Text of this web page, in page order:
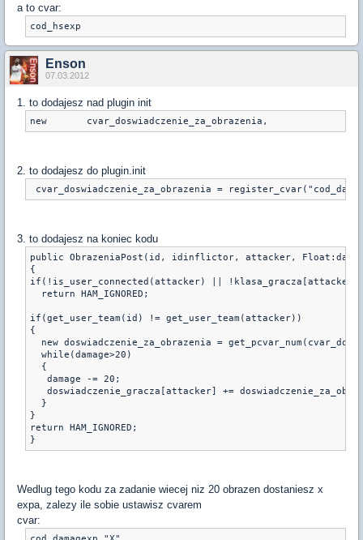
a to cvar:
Enson
07.03.2012
1. to dodajesz nad plugin init
2. to dodajesz do plugin.init
3. to dodajesz na koniec kodu
public ObrazeniaPost(id, idinflictor, attacker,
{
if(!is_user_connected(attacker) ||
  return HAM_IGNORED;
if(get_user_team(id) != get_user_team(attacker))
{
new doswiadczenie_za_obrazenia =
  while(damage>20)
  {
   damage -= 20;
doswiadczenie_gracza[attacker] +=
  }
}
return HAM_IGNORED;
Wedlug tego kodu za zadanie wiecej niz 20 obrazen dostaniesz x
expa, zalezy ile sobie ustawisz cvarem
cvar: